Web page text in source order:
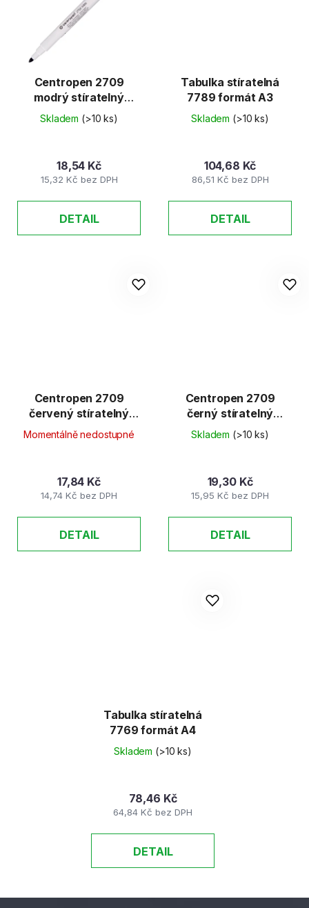
Centropen 2709
modrý stíratelný
1,8mm
Skladem (>10 ks)
15,32 Kč bez DPH
18,54 Kč
DETAIL
Tabulka stíratelná
7789 formát A3
Skladem (>10 ks)
86,51 Kč bez DPH
104,68 Kč
DETAIL
Centropen 2709
červený stíratelný
1,8mm
Momentálně nedostupné
14,74 Kč bez DPH
17,84 Kč
DETAIL
Centropen 2709
černý stíratelný
1,8mm
Skladem (>10 ks)
15,95 Kč bez DPH
19,30 Kč
DETAIL
Tabulka stíratelná
7769 formát A4
Skladem (>10 ks)
64,84 Kč bez DPH
78,46 Kč
DETAIL